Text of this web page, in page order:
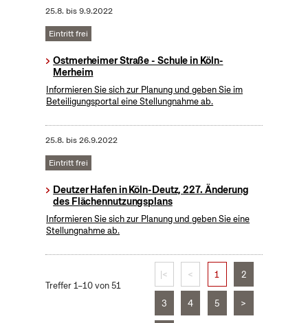
25.8. bis9.9.2022
Eintritt frei
Ostmerheimer Straße - Schule in Köln-
Merheim
Informieren Sie sich zur Planung und geben Sie im
Beteiligungsportal eine Stellungnahme ab.
25.8. bis26.9.2022
Eintritt frei
Deutzer Hafen in Köln-Deutz, 227. Änderung
des Flächennutzungsplans
Informieren Sie sich zur Planung und geben Sie eine
Stellungnahme ab.
Treffer 1–10 von 51
|< < 1 2
3 4 5 >